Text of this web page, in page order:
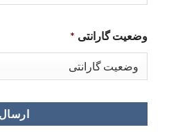
وضعیت گارانتی *